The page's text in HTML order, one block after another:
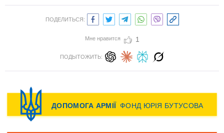
ПОДЕЛИТЬСЯ:
Мне нравится 1
ПОДЫТОЖИТЬ: